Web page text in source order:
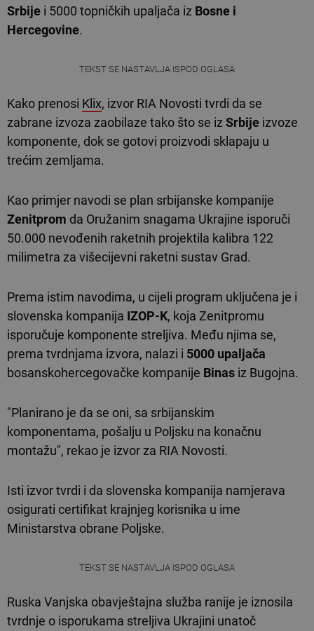
Srbije i 5000 topničkih upaljača iz Bosne i
Hercegovine.
TEKST SE NASTAVLJA ISPOD OGLASA
Kako prenosi Klix, izvor RIA Novosti tvrdi da se
zabrane izvoza zaobilaze tako što se iz Srbije izvoze
komponente, dok se gotovi proizvodi sklapaju u
trećim zemljama.
Kao primjer navodi se plan srbijanske kompanije
Zenitprom da Oružanim snagama Ukrajine isporuči
50.000 nevođenih raketnih projektila kalibra 122
milimetra za višecijevni raketni sustav Grad.
Prema istim navodima, u cijeli program uključena je i
slovenska kompanija IZOP-K, koja Zenitpromu
isporučuje komponente streljiva. Među njima se,
prema tvrdnjama izvora, nalazi i 5000 upaljača
bosanskohercegovačke kompanije Binas iz Bugojna.
"Planirano je da se oni, sa srbijanskim
komponentama, pošalju u Poljsku na konačnu
montažu", rekao je izvor za RIA Novosti.
Isti izvor tvrdi i da slovenska kompanija namjerava
osigurati certifikat krajnjeg korisnika u ime
Ministarstva obrane Poljske.
TEKST SE NASTAVLJA ISPOD OGLASA
Ruska Vanjska obavještajna služba ranije je iznosila
tvrdnje o isporukama streljiva Ukrajini unatoč